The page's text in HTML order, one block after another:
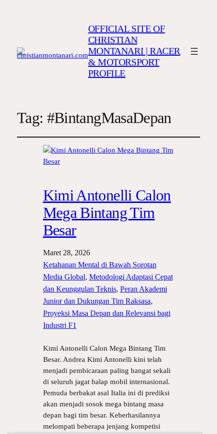
OFFICIAL SITE OF
CHRISTIAN
MONTANARI | RACER
& MOTORSPORT
PROFILE
Tag: #BintangMasaDepan
Kimi Antonelli Calon
Mega Bintang Tim
Besar
Maret 28, 2026
Ketahanan Mental di Bawah Sorotan
Media Global, Metodologi Adaptasi Cepat
dan Keunggulan Teknis, Peran Akademi
Junior dan Dukungan Tim Raksasa
Proyeksi Masa Depan dan Relevansi bagi
Industri F1
Kimi Antonelli Calon Mega Bintang Tim
Besar. Andrea Kimi Antonelli kini telah
menjadi pembicaraan paling hangat sekali
di seluruh jagat balap mobil internasional.
Pemuda berbakat asal Italia ini di prediksi
akan menjadi sosok mega bintang masa
depan bagi tim besar. Keberhasilannya
melompati beberapa jenjang kompetisi